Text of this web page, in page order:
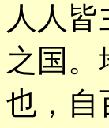
人人
之国
也，自